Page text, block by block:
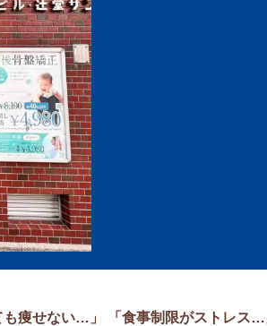
も痩せない…」 「食事制限がストレス